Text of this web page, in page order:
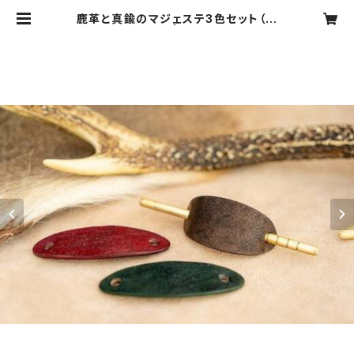
鹿革と真鍮のマジェステ3色セット（ヘ